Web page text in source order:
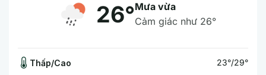
26°Mưa vừa
Cảm giác như 26°
Thấp/Cao 23°/29°